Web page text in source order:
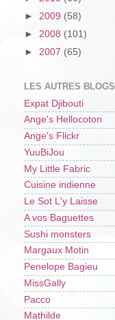
► 2009 (58)
► 2008 (101)
► 2007 (65)
LES AUTRES BLOGS
Expat Djibouti
Ange's Hellocoton
Ange's Flickr
YuuBiJou
My Little Fabric
Cuisine indienne
Le Sot L'y Laisse
A vos Baguettes
Sushi monsters
Margaux Motin
Penelope Bagieu
MissGally
Pacco
Mathilde